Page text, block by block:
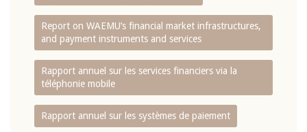
Report on WAEMU’s financial market infrastructures,
and payment instruments and services
Rapport annuel sur les services financiers via la
téléphonie mobile
Rapport annuel sur les systèmes de paiement